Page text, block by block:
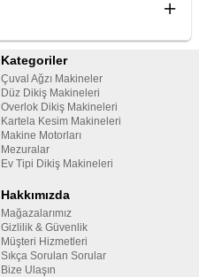
Kategoriler
Çuval Ağzı Makineler
Düz Dikiş Makineleri
Overlok Dikiş Makineleri
Kartela Kesim Makineleri
Makine Motorları
Mezuralar
Ev Tipi Dikiş Makineleri
Hakkımızda
Mağazalarımız
Gizlilik & Güvenlik
Müşteri Hizmetleri
Sıkça Sorulan Sorular
Bize Ulaşın